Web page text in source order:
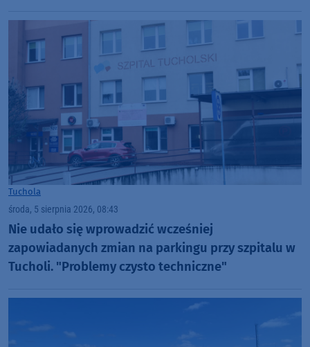
Tuchola
środa, 5 sierpnia 2026, 08:43
Nie udało się wprowadzić wcześniej
zapowiadanych zmian na parkingu przy szpitalu w
Tucholi. "Problemy czysto techniczne"